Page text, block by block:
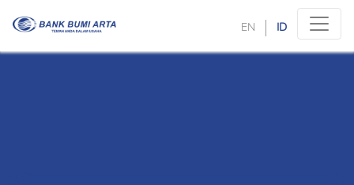
EN ID